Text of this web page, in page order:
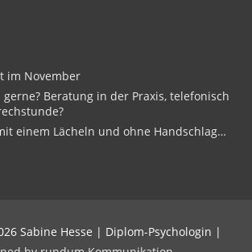
im November
gerne? Beratung in der Praxis, telefonisch
einem Lächeln und ohne Handschlag…
Sabine Hesse | Diplom-Psychologin |